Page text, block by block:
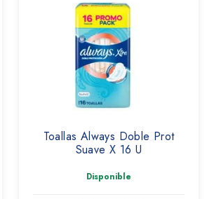
Toallas Always Doble Prot
Suave X 16 U
Disponible